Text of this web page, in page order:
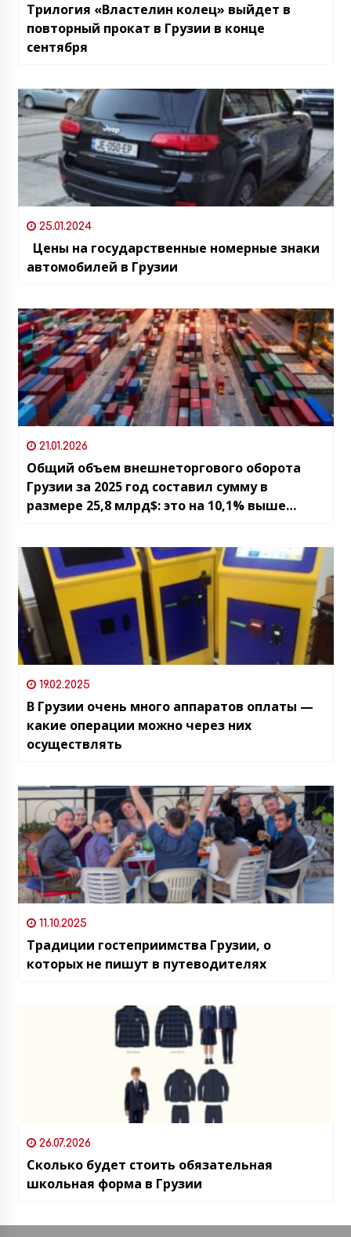
Трилогия «Властелин колец» выйдет в
повторный прокат в Грузии в конце
сентября
25.01.2024
Цены на государственные номерные знаки
автомобилей в Грузии
21.01.2026
Общий объем внешнеторгового оборота
Грузии за 2025 год составил сумму в
размере 25,8 млрд$: это на 10,1% выше
года
19.02.2025
В Грузии очень много аппаратов оплаты —
какие операции можно через них
осуществлять
11.10.2025
Традиции гостеприимства Грузии, о
которых не пишут в путеводителях
26.07.2026
Сколько будет стоить обязательная
школьная форма в Грузии